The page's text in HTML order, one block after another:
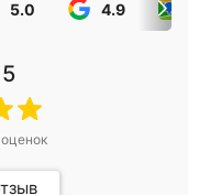
5.0 4.9